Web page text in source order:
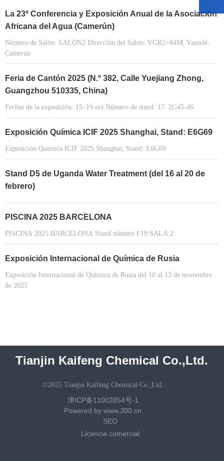
La 23ª Conferencia y Exposición Anual de la Asociación
Africana del Agua (Camerún)
Número de Salón: SALÓN2 Dirección del Salón: VGR2+84M, Yaundé,
Camerún
Feria de Cantón 2025 (N.º 382, Calle Yuejiang Zhong,
Guangzhou 510335, China)
Fechas de la exposición: 15–19 oct Número de stand: 17. 2G45-46
Exposición Química ICIF 2025 Shanghai, Stand: E6G69
Exposición Química ICIF 2025 Shanghai, Stand: E6G69
Stand D5 de Uganda Water Treatment (del 16 al 20 de
febrero)
PISCINA 2025 BARCELONA
PISCINA 2025 BARCELONA Stand número F19 SALA 2
Exposición Internacional de Química de Rusia
Exposición Internacional de Química de Rusia del 10 al 13 de noviembre
de 2025
Tianjin Kaifeng Chemical Co.,Ltd.
©2025 Tianjin Kaifeng Chemical Co.,Ltd.
津ICP备11002854号-1
Powered by www.300.cn
SEO
Licencia comercial